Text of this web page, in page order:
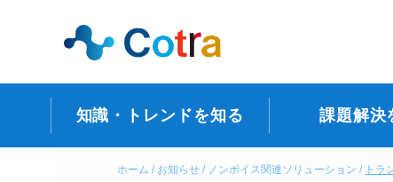
知識・トレンドを知る 課題解決
ホーム お知らせ ノンボイス関連ソリューション トラ